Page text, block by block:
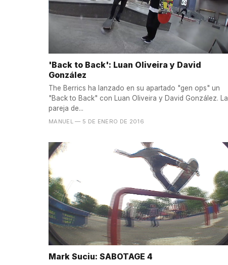
'Back to Back': Luan Oliveira y David
González
The Berrics ha lanzado en su apartado "gen ops" un
"Back to Back" con Luan Oliveira y David González. La
pareja de...
MANUEL — 5 DE ENERO DE 2016
Mark Suciu: SABOTAGE 4